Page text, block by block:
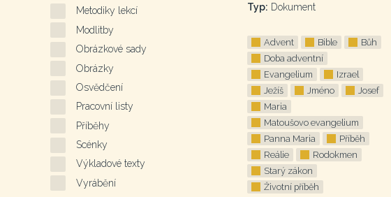
Typ: Dokument
Advent Bible
Bůh
Doba adventní
Evangelium
Izrael
Ježíš
Jméno
Josef
Maria
Matoušovo evangelium
Panna Maria
Příběh
Reálie
Rodokmen
Starý zákon
Životní příběh
Metodiky lekcí
Modlitby
Obrázkové sady
Obrázky
Osvědčení
Pracovní listy
Příběhy
Scénky
Výkladové texty
Vyrábění